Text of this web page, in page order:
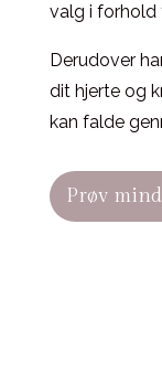
valg i forhold
Derudover
dit hjerte og
kan falde
Prøv